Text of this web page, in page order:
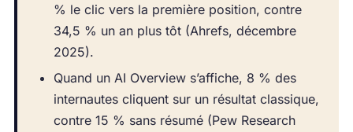
% le clic vers la première position, contre
34,5 % un an plus tôt (Ahrefs, décembre
2025).
Quand un AI Overview s’affiche, 8 % des
internautes cliquent sur un résultat classique,
contre 15 % sans résumé (Pew Research